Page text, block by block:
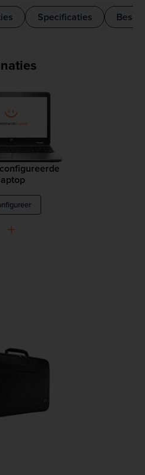
Specificaties
+